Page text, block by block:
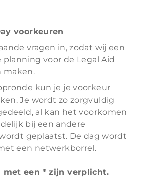
voorkeuren
vragen in, zodat wij een
planning voor de Legal Aid
maken.
kun je je voorkeur
Je wordt zo zorgvuldig
al kan het voorkomen
bij een andere
geplaatst. De dag wordt
een netwerkborrel.
met een * zijn verplicht.